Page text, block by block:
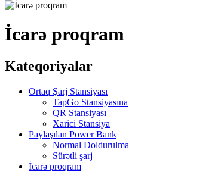
İcarə proqram
Kateqoriyalar
Ortaq Şarj Stansiyası
TapGo Stansiyasına
QR Stansiyası
Xarici Stansiya
Paylaşılan Power Bank
Normal Doldurulma
Sürətli şarj
İcarə proqram